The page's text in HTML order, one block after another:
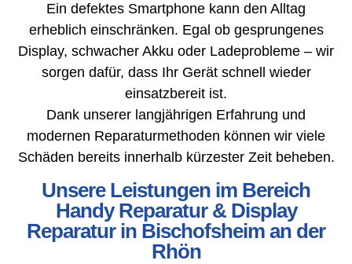
Ein defektes Smartphone kann den Alltag
erheblich einschränken. Egal ob gesprungenes
Display, schwacher Akku oder Ladeprobleme – wir
sorgen dafür, dass Ihr Gerät schnell wieder
einsatzbereit ist.
Dank unserer langjährigen Erfahrung und
modernen Reparaturmethoden können wir viele
Schäden bereits innerhalb kürzester Zeit beheben.
Unsere Leistungen im Bereich
Handy Reparatur & Display
Reparatur in Bischofsheim an der
Rhön